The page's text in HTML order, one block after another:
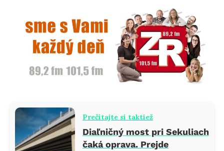
Prečítajte si taktiež
Diaľničný most pri Sekuliach
čaká oprava. Prejde